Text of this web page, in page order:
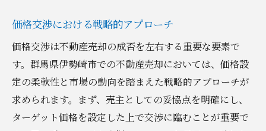
価格交渉における戦略的アプローチ
価格交渉は不動産売却の成否を左右する重要な要素で
す。群馬県伊勢崎市での不動産売却においては、価格設
定の柔軟性と市場の動向を踏まえた戦略的アプローチが
求められます。まず、売主としての妥協点を明確にし、
ターゲット価格を設定した上で交渉に臨むことが重要で